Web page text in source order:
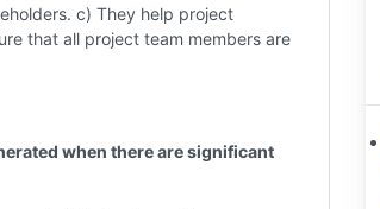
c) They help project
that all project team members are
when there are significant